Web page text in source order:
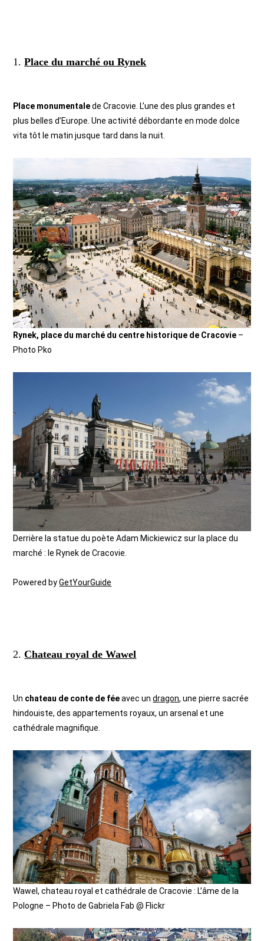
1.Place du marché ou Rynek
Place monumentalede Cracovie. L’une des plus grandes et
plus belles d’Europe. Une activité débordante en mode dolce
vita tôt le matin jusque tard dans la nuit.
Rynek, place du marché du centre historique de Cracovie –
Photo Pko
Derrière la statue du poète Adam Mickiewicz sur la place du
marché : le Rynek de Cracovie.
Powered byGetYourGuide
2.Chateau royal de Wawel
Un chateau de conte de féeavec undragon, une pierre sacrée
hindouiste, des appartements royaux, un arsenal et une
cathédrale magnifique.
Wawel, chateau royal et cathédrale de Cracovie : L’âme de la
Pologne – Photo de Gabriela Fab @ Flickr